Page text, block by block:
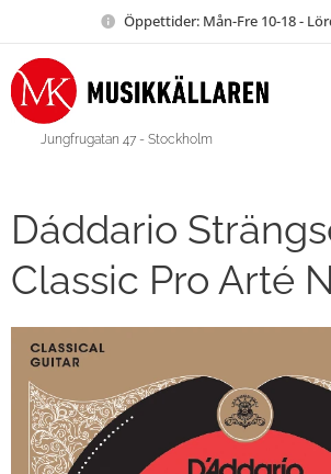
Öppettider: Mån-Fre 10-18 -
Jungfrugatan 47 - Stockholm
Dáddario
Classic Pro Arté